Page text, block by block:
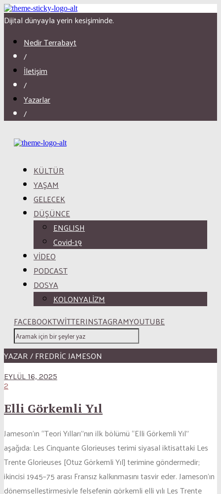
Dijital dünyayla yerin kesişiminde.
Nedir Terrabayt
/
İletişim
/
Yazarlar
/
KÜLTÜR
YAŞAM
GELECEK
DÜŞÜNCE
ENGLISH
Covid-19
VİDEO
PODCAST
DOSYA
KOLONYALİZM
FACEBOOKTWITTERINSTAGRAMYOUTUBE
YAZAR / FREDRIC JAMESON
EYLÜL 16, 2025
2
Elli Görkemli Yıl
Jameson’ın “Teori Yılları”nın ilk bölümü “Elli Görkemli Yıl”
aşağıda: Les Cinquante Glorieuses terimi siyasal iktisattaki Les
Trente Glorieuses [Otuz Görkemli Yıl] terimine göndermedir;
ikincisi 1945–75 arası Fransız kalkınmasını tasvir eder. Jameson’ın
dönemselleştirmesiyle felsefenin görkemli elli yılı Les Trente